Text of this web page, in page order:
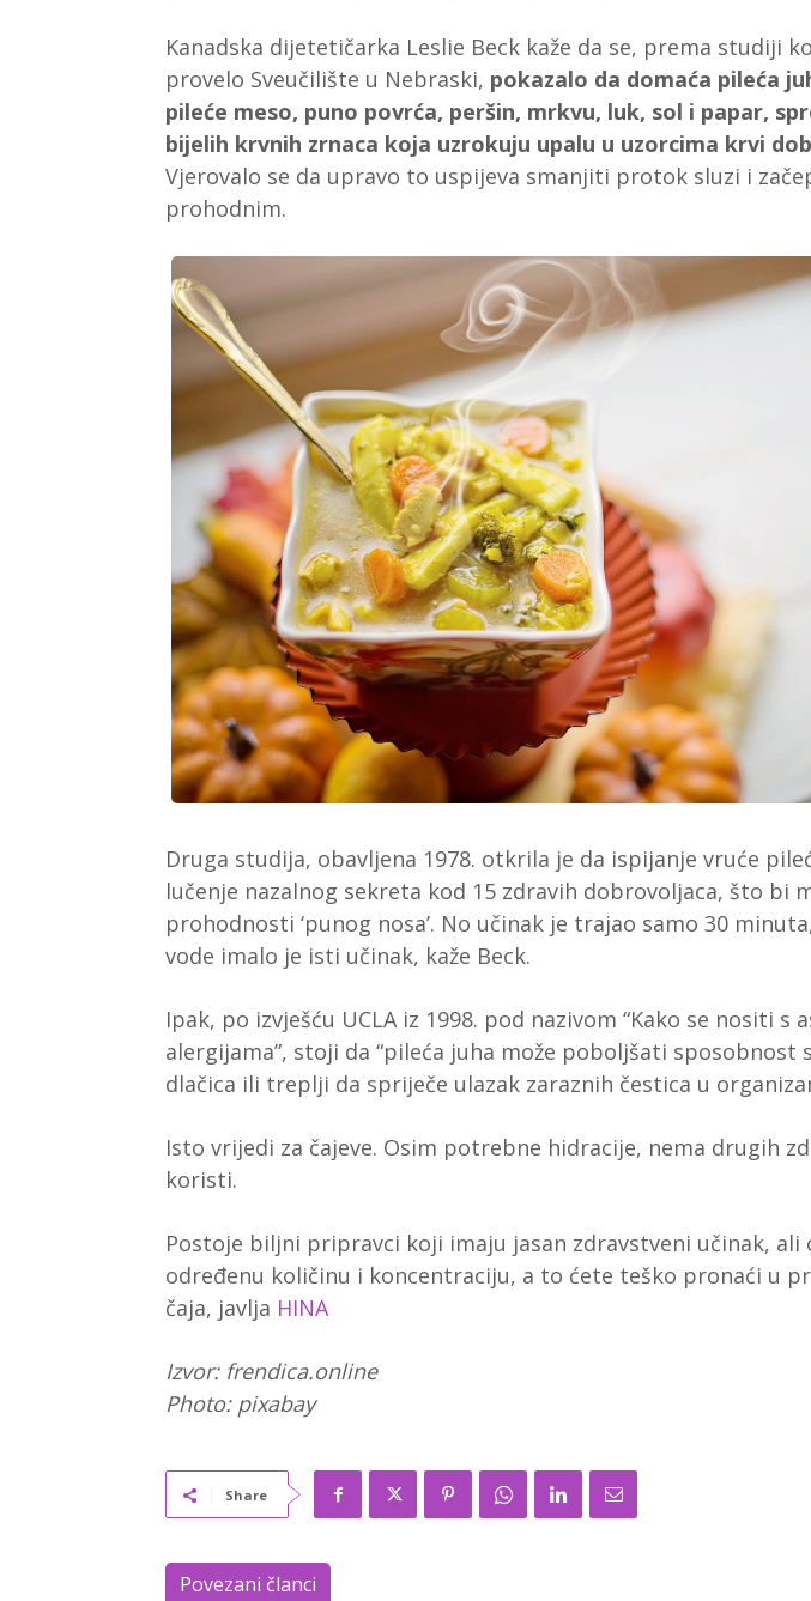
Kanadska dijetetičarka Leslie Beck kaže da se, prema studiji
provelo Sveučilište u Nebraski, pokazalo da domaća pileća
pileće meso, puno povrća, peršin, mrkvu, luk, sol i papar,
bijelih krvnih zrnaca koja uzrokuju upalu u uzorcima krvi
Vjerovalo se da upravo to uspijeva smanjiti protok sluzi i
prohodnim.
Druga studija, obavljena 1978. otkrila je da ispijanje vruće
lučenje nazalnog sekreta kod 15 zdravih dobrovoljaca, što bi
prohodnosti ‘punog nosa’. No učinak je trajao samo 30
vode imalo je isti učinak, kaže Beck.
Ipak, po izvješću UCLA iz 1998. pod nazivom “Kako se nositi s
alergijama”, stoji da “pileća juha može poboljšati sposobnost
dlačica ili treplji da spriječe ulazak zaraznih čestica u
Isto vrijedi za čajeve. Osim potrebne hidracije, nema drugih
koristi.
Postoje biljni pripravci koji imaju jasan zdravstveni učinak, ali
određenu količinu i koncentraciju, a to ćete teško pronaći u
čaja, javlja HINA
Izvor: frendica.online
Photo: pixabay
Share
Povezani članci